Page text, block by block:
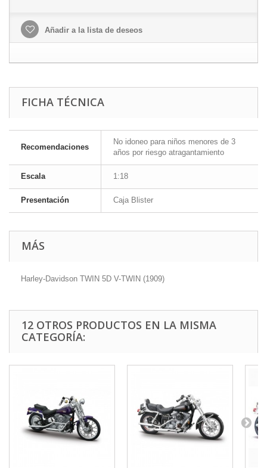
Añadir a la lista de deseos
FICHA TÉCNICA
Recomendaciones
No idoneo para niños menores de 3
años por riesgo atragantamiento
Escala 1:18
Presentación Caja Blister
MÁS
Harley-Davidson TWIN 5D V-TWIN (1909)
12 OTROS PRODUCTOS EN LA MISMA
CATEGORÍA: